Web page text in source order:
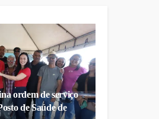
ordem de serviço
de Saúde de